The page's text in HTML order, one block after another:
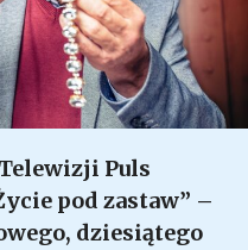
Puls
pod zastaw” –
dziesiątego